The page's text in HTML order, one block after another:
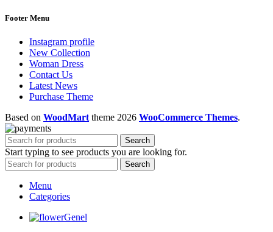
Footer Menu
Instagram profile
New Collection
Woman Dress
Contact Us
Latest News
Purchase Theme
Based on WoodMart theme 2026 WooCommerce Themes.
Search
Start typing to see products you are looking for.
Search
Menu
Categories
Genel